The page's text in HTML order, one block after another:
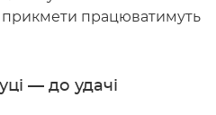
прикмети працюватимуть
— до удачі